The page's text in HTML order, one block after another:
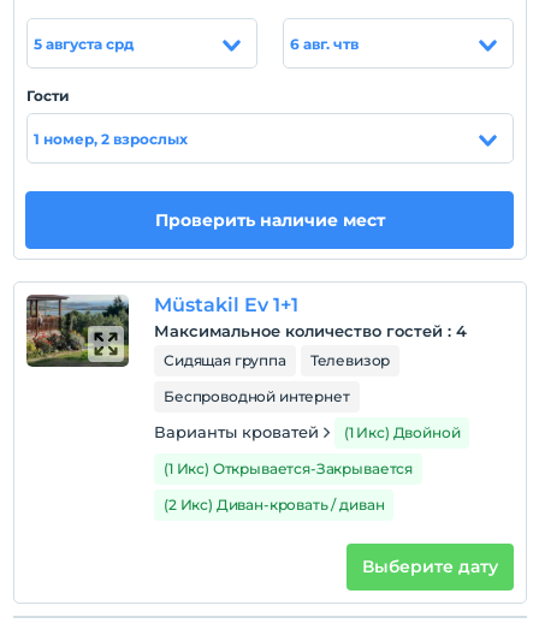
Plaja 150 metre mesafededir.
Показать на
Время выезда
До 11:00
Домашние животные
Домашние животные не допускаются
Номера для некурящих
Плата за 1 ребенка (детей) в возрасте до 6 на номер
5 августа срд 6 авг. чтв
Гости
1 номер, 2 взрослых
Проверить наличие мест
Müstakil Ev 1+1
Максимальное количество гостей : 4
Сидящая группа
Телевизор
Беспроводной интернет
Варианты кроватей
(1 Икс) Двойной
(1 Икс) Открывается-Закрывается
(2 Икс) Диван-кровать / диван
Выберите дату